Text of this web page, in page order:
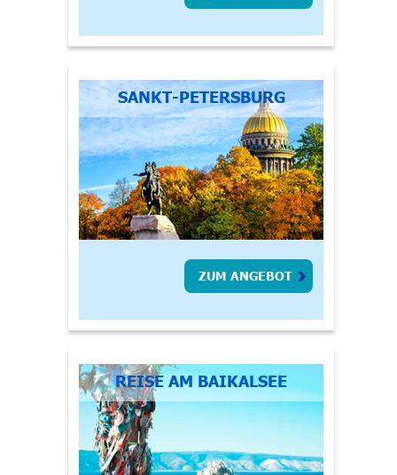
SANKT-PETERSBURG
ZUM ANGEBOT
REISE AM BAIKALSEE